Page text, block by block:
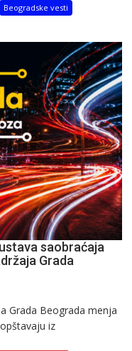
Beogradske vesti
saobraćaja
Grada
Grada Beograda menja
iz